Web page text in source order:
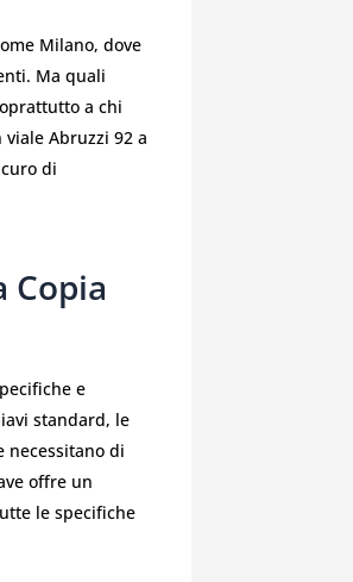
Milano, dove
Ma quali
a chi
Abruzzi 92 a
di
Copia
e
standard, le
necessitano di
offre un
le specifiche